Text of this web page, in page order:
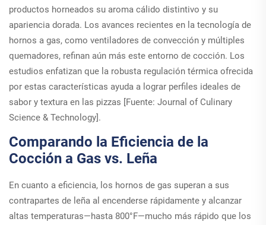
productos horneados su aroma cálido distintivo y su
apariencia dorada. Los avances recientes en la tecnología de
hornos a gas, como ventiladores de convección y múltiples
quemadores, refinan aún más este entorno de cocción. Los
estudios enfatizan que la robusta regulación térmica ofrecida
por estas características ayuda a lograr perfiles ideales de
sabor y textura en las pizzas [Fuente: Journal of Culinary
Science & Technology].
Comparando la Eficiencia de la
Cocción a Gas vs. Leña
En cuanto a eficiencia, los hornos de gas superan a sus
contrapartes de leña al encenderse rápidamente y alcanzar
altas temperaturas—hasta 800°F—mucho más rápido que los